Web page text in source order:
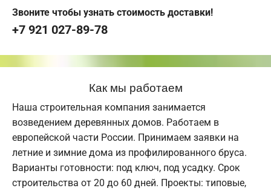
Звоните чтобы узнать стоимость доставки!
+7 921 027-89-78
Как мы работаем
Наша строительная компания занимается
возведением деревянных домов. Работаем в
европейской части России. Принимаем заявки на
летние и зимние дома из профилированного бруса.
Варианты готовности: под ключ, под усадку. Срок
строительства от 20 до 60 дней. Проекты: типовые,